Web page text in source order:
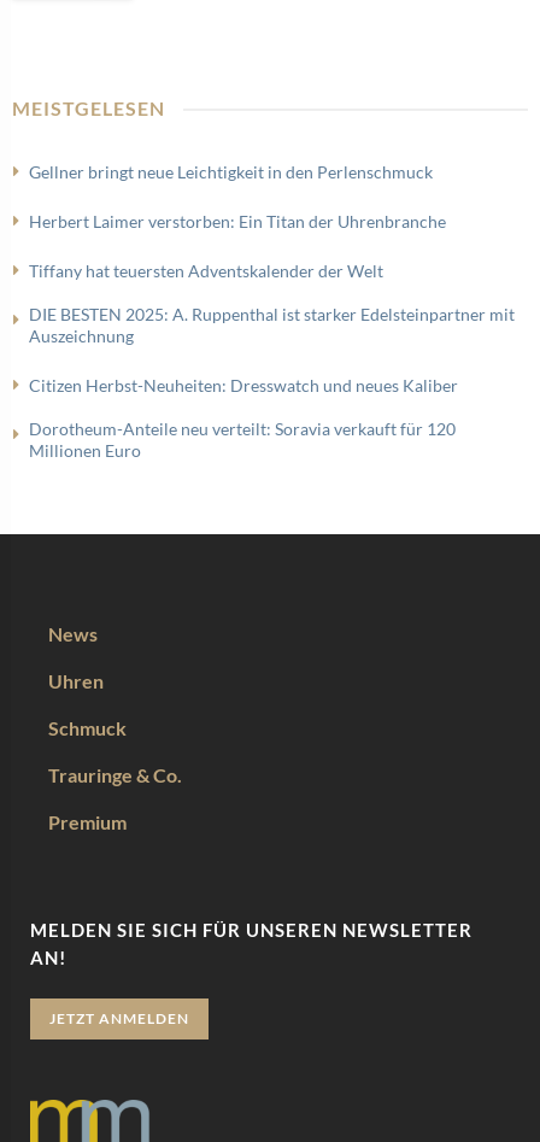
MEISTGELESEN
Gellner bringt neue Leichtigkeit in den Perlenschmuck
Herbert Laimer verstorben: Ein Titan der Uhrenbranche
Tiffany hat teuersten Adventskalender der Welt
DIE BESTEN 2025: A. Ruppenthal ist starker Edelsteinpartner mit
Auszeichnung
Citizen Herbst-Neuheiten: Dresswatch und neues Kaliber
Dorotheum-Anteile neu verteilt: Soravia verkauft für 120
Millionen Euro
News
Uhren
Schmuck
Trauringe & Co.
Premium
MELDEN SIE SICH FÜR UNSEREN NEWSLETTER
AN!
JETZT ANMELDEN